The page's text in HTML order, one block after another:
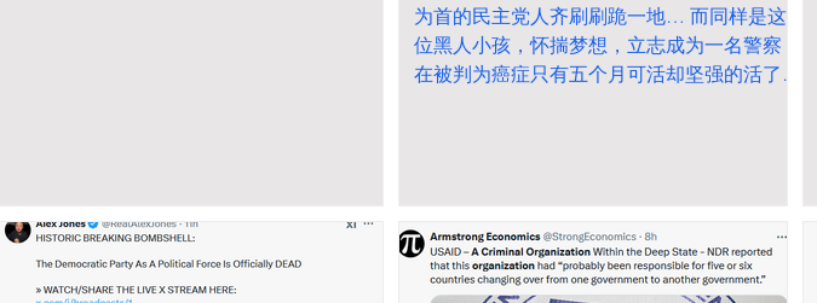
为首的民主党人齐刷刷跪一地… 而同样是这
位黑人小孩，怀揣梦想，立志成为一名警察，
在被判为癌症只有五个月可活却坚强的活了六